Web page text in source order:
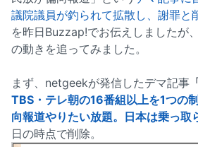
議院議員が釣られて拡散し、謝罪と
を昨日Buzzap!でお伝えしましたが
の動きを追ってみました。
まず、netgeekが発信したデマ記事
TBS・テレ朝の16番組以上を1つの
向報道やりたい放題。日本は乗っ取
日の時点で削除。